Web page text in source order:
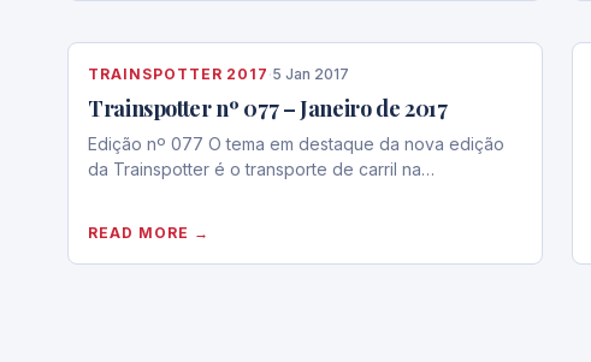
TRAINSPOTTER 2017 ·5 Jan 2017
Trainspotter nº 077 – Janeiro de 2017
Edição nº 077 O tema em destaque da nova edição
da Trainspotter é o transporte de carril na…
READ MORE →